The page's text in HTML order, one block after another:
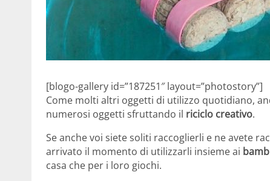
[blogo-gallery id=”187251″ layout=”photostory”]
Come molti altri oggetti di utilizzo quotidiano,
numerosi oggetti sfruttando il riciclo creativo.
Se anche voi siete soliti raccoglierli e ne avete
arrivato il momento di utilizzarli insieme ai
casa che per i loro giochi.